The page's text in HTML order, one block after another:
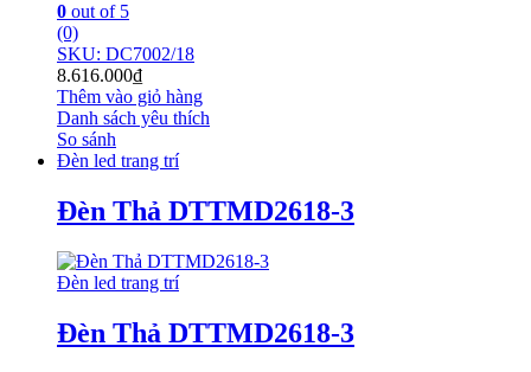
0 out of 5
(0)
SKU: DC7002/18
8.616.000₫
Thêm vào giỏ hàng
Danh sách yêu thích
So sánh
Đèn led trang trí
Đèn Thả DTTMD2618-3
Đèn led trang trí
Đèn Thả DTTMD2618-3